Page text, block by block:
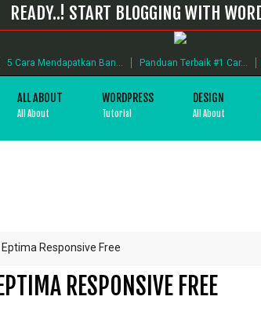
READY..! START BLOGGING WITH
5 Cara Mendapatkan Ban... Panduan Terbaik #1 Car...
ALL ABOUT
All About
WORDPRESS
Tutorial
DESIGN
All About
Responsive Free
RESPONSIVE FREE